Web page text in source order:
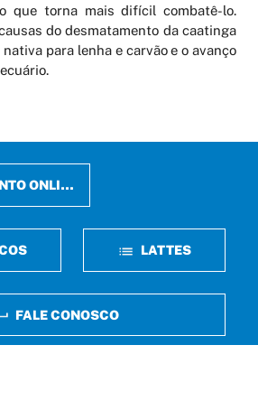
que torna mais difícil combatê-lo.
do desmatamento da caatinga
para lenha e carvão e o avanço
ONLINE
LATTES
FALE CONOSCO